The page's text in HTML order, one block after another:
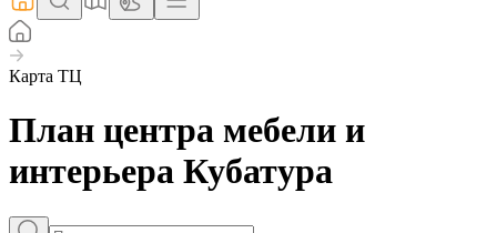
Карта ТЦ
План центра мебели и
интерьера Кубатура